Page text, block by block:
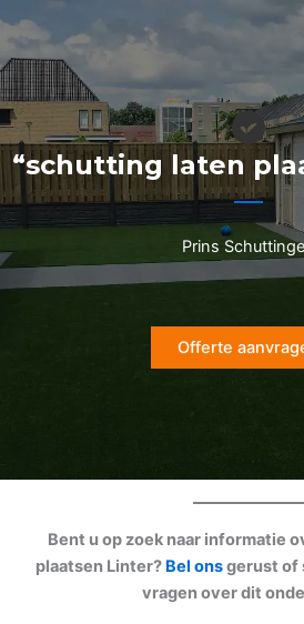
naar
de
inhoud
“schutting laten
Prins
Offerte
Bent u op zoek naar informatie
plaatsen Linter? Bel onsgerust of
vragen over dit